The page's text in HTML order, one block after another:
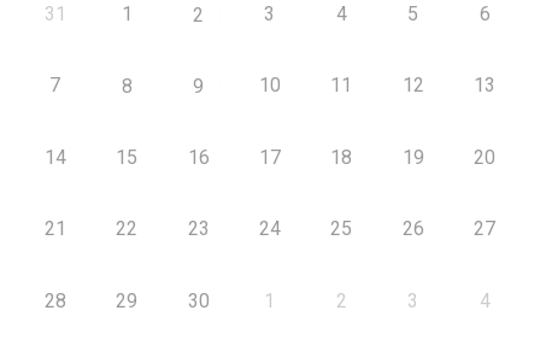
31 1 2 3 4 5 6
7 8 9 10 11 12 13
14 15 16 17 18 19 20
21 22 23 24 25 26 27
28 29 30 1 2 3 4